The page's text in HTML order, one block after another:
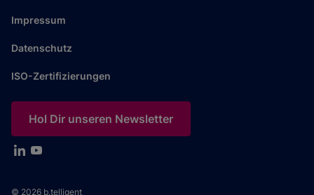
Impressum
Datenschutz
ISO-Zertifizierungen
Hol Dir unseren Newsletter
© 2026 b.telligent